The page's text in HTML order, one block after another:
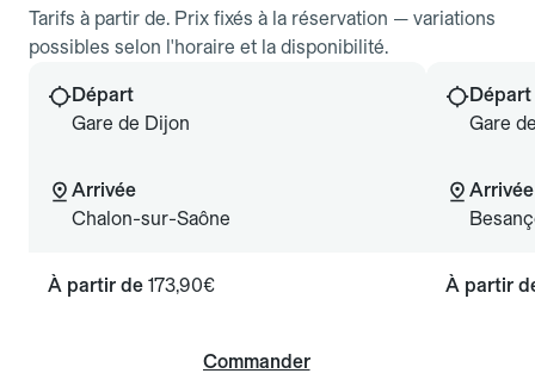
Tarifs à partir de. Prix fixés à la réservation — variations
possibles selon l'horaire et la disponibilité.
Départ
Gare de Dijon
Arrivée
Chalon-sur-Saône
À partir de 173,90€
Commander
Départ
Gare
Arrivée
À partir